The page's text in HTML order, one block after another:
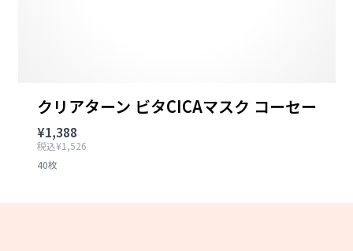
クリアターン ビタCICAマスク コーセー
¥1,388
税込¥1,526
40枚